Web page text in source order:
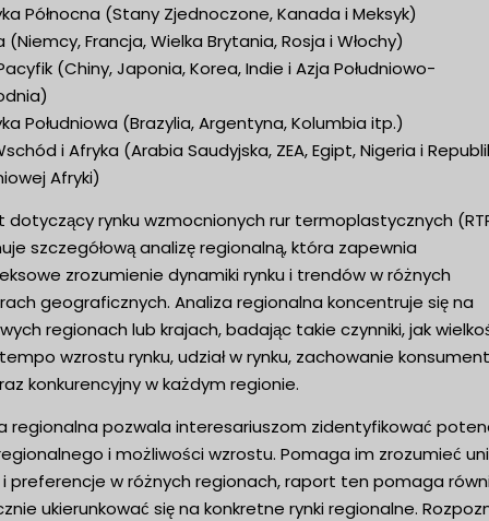
Północna (Stany Zjednoczone, Kanada i Meksyk)
(Niemcy, Francja, Wielka Brytania, Rosja i Włochy)
(Chiny, Japonia, Korea, Indie i Azja Południowo-
Południowa (Brazylia, Argentyna, Kolumbia itp.)
i Afryka (Arabia Saudyjska, ZEA, Egipt, Nigeria i
Afryki)
dotyczący rynku wzmocnionych rur termoplastycznych
szczegółową analizę regionalną, która zapewnia
zrozumienie dynamiki rynku i trendów w różnych
geograficznych. Analiza regionalna koncentruje się na
regionach lub krajach, badając takie czynniki, jak
wzrostu rynku, udział w rynku, zachowanie
konkurencyjny w każdym regionie.
regionalna pozwala interesariuszom zidentyfikować
i możliwości wzrostu. Pomaga im zrozumieć
preferencje w różnych regionach, raport ten pomaga
ukierunkować się na konkretne rynki regionalne.